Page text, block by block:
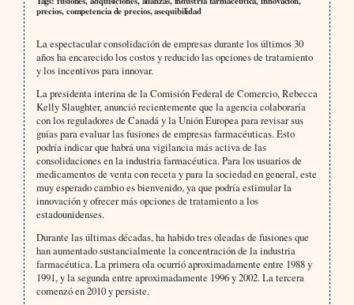
precios, competencia de precios, asequibilidad
La espectacular consolidación de empresas durante los últimos 30
años ha encarecido los costos y reducido las opciones de tratamiento
y los incentivos para innovar.
La presidenta interina de la Comisión Federal de Comercio, Rebecca
Kelly Slaughter, anunció recientemente que la agencia colaboraría
con los reguladores de Canadá y la Unión Europea para revisar sus
guías para evaluar las fusiones de empresas farmacéuticas. Esto
podría indicar que habrá una vigilancia más activa de las
consolidaciones en la industria farmacéutica. Para los usuarios de
medicamentos de venta con receta y para la sociedad en general, este
muy esperado cambio es bienvenido, ya que podría estimular la
innovación y ofrecer más opciones de tratamiento a los
estadounidenses.
Durante las últimas décadas, ha habido tres oleadas de fusiones que
han aumentado sustancialmente la concentración de la industria
farmacéutica. La primera ola ocurrió aproximadamente entre 1988 y
1991, y la segunda entre aproximadamente 1996 y 2002. La tercera
comenzó en 2010 y persiste.